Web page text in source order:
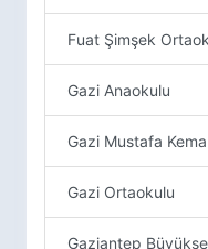
Fuat Şimşek
Gazi Anaokulu
Gazi Mustafa
Gazi Ortaokulu
Gaziantep